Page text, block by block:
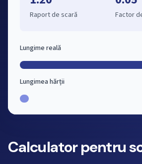
Calculator pentru
Raport de scară Factor
Lungime reală
Lungimea hărții